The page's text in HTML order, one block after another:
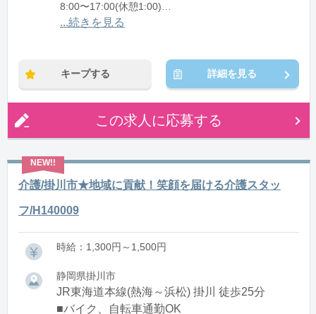
8:00〜17:00(休憩1:00)
12:00〜21:00(休憩1:00)
...続きを見る
キープする 詳細を見る
この求人に応募する
介護/掛川市★地域に貢献！笑顔を届ける介護スタッ
フ/H140009
時給：1,300円～1,500円
静岡県掛川市
JR東海道本線(熱海～浜松) 掛川 徒歩25分
■バイク、自転車通勤OK